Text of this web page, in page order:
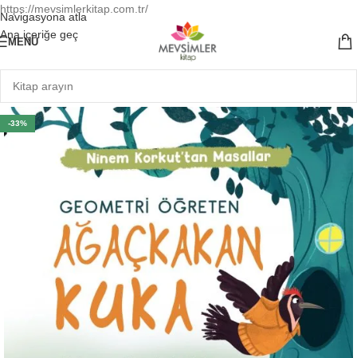
https://mevsimlerkitap.com.tr/
Navigasyona atla
Ana içeriğe geç
MENÜ
-33%